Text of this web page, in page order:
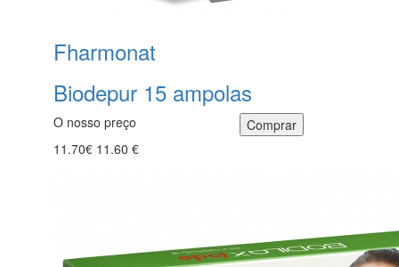
Fharmonat
Biodepur 15 ampolas
O nosso preço
11.70€ 11.60 €